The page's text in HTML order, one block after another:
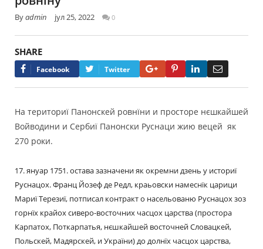
Byadmin јул 25, 2022 0
SHARE
Facebook Twitter Google+PinterestLinkedIn
На териториї Панонскей ровнїни и просторе нєшкайшей
Войводини и Сербиї Панонски Руснаци жию вецей як
270 роки.
17. януар 1751. остава зазначени як окремни дзень у историї
Руснацох. Франц Йозеф де Редл, краьовски намеснїк царици
Мариї Терезиї, потписал контракт о насельованю Руснацох зоз
горнїх крайох сиверо-восточних часцох царства (простора
Карпатох, Поткарпатья, нєшкайшей восточней Словацкей,
Польскей, Мадярскей, и України) до долнїх часцох царства,